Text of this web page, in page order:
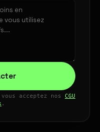
acceptez nos CGU
.